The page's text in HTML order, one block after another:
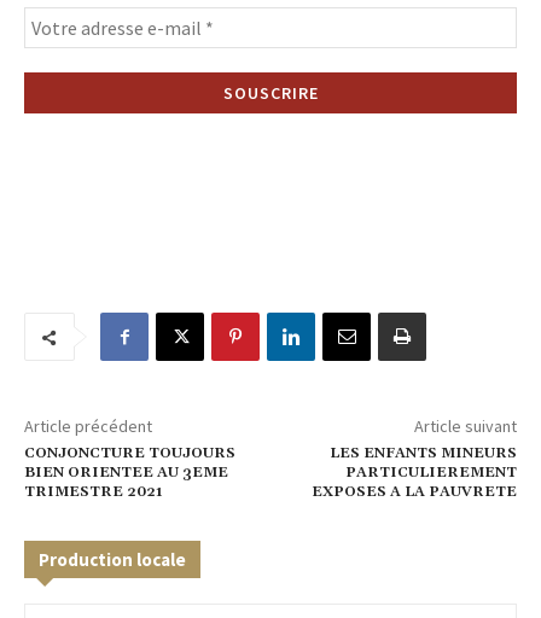
Article précédent
CONJONCTURE TOUJOURS
BIEN ORIENTEE AU 3EME
TRIMESTRE 2021
Article suivant
LES ENFANTS MINEURS
PARTICULIEREMENT
EXPOSES A LA PAUVRETE
Production locale